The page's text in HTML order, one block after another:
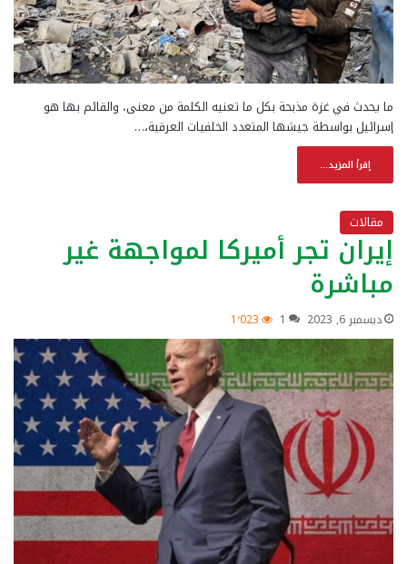
ما يحدث في غزة مذبحة بكل ما تعنيه الكلمة من معنى، والقائم بها هو
إسرائيل بواسطة جيشها المتعدد الخلفيات العرقية،…
إقرأ المزيد...
مقالات
إيران تجر أميركا لمواجهة غير
مباشرة
ديسمبر 6, 2023 1 1٬023